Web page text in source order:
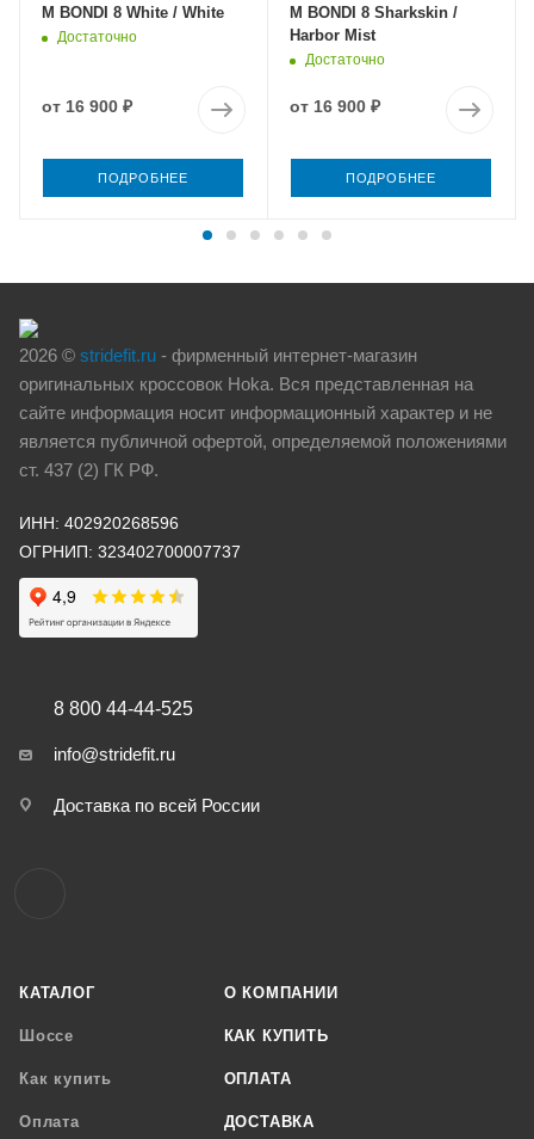
M BONDI 8 White / White
Достаточно
от 16 900 ₽
ПОДРОБНЕЕ
M BONDI 8 Sharkskin /
Harbor Mist
Достаточно
от 16 900 ₽
ПОДРОБНЕЕ
2026 © stridefit.ru - фирменный интернет-магазин
оригинальных кроссовок Hoka. Вся представленная на
сайте информация носит информационный характер и не
является публичной офертой, определяемой положениями
ст. 437 (2) ГК РФ.
ИНН: 402920268596
ОГРНИП: 323402700007737
КАТАЛОГ
Шоссе
Как купить
Оплата
О КОМПАНИИ
КАК КУПИТЬ
ОПЛАТА
ДОСТАВКА
8 800 44-44-525
info@stridefit.ru
Доставка по всей России